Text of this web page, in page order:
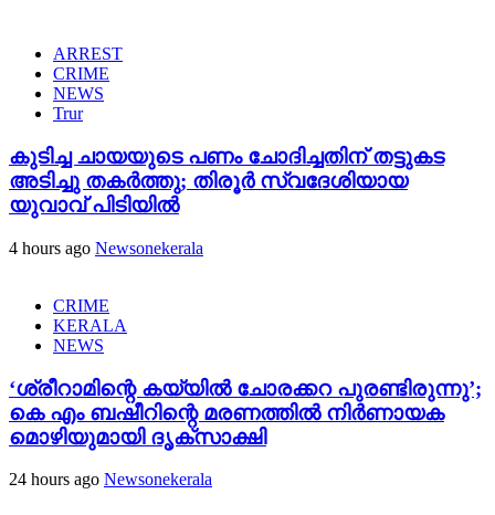
ARREST
CRIME
NEWS
Trur
കുടിച്ച ചായയുടെ പണം ചോദിച്ചതിന് തട്ടുകട
അടിച്ചു തകർത്തു; തിരൂർ സ്വദേശിയായ
യുവാവ് പിടിയിൽ
4 hours ago Newsonekerala
CRIME
KERALA
NEWS
‘ശ്രീറാമിന്റെ കയ്യിൽ ചോരക്കറ പുരണ്ടിരുന്നു’;
കെ എം ബഷീറിന്റെ മരണത്തിൽ നിർണായക
മൊഴിയുമായി ദൃക്‌സാക്ഷി
24 hours ago Newsonekerala